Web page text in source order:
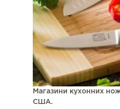
Магазини кухонних
США.